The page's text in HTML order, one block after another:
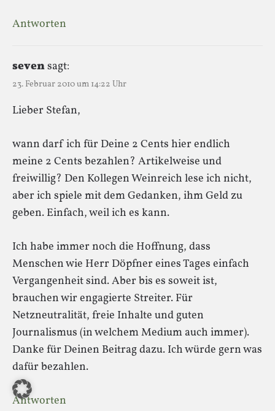
Antworten
sevensagt:
23. Februar 2010 um 14:22 Uhr
Lieber Stefan,
wann darf ich für Deine 2 Cents hier endlich
meine 2 Cents bezahlen? Artikelweise und
freiwillig? Den Kollegen Weinreich lese ich nicht,
aber ich spiele mit dem Gedanken, ihm Geld zu
geben. Einfach, weil ich es kann.
Ich habe immer noch die Hoffnung, dass
Menschen wie Herr Döpfner eines Tages einfach
Vergangenheit sind. Aber bis es soweit ist,
brauchen wir engagierte Streiter. Für
Netzneutralität, freie Inhalte und guten
Journalismus (in welchem Medium auch immer).
Danke für Deinen Beitrag dazu. Ich würde gern was
dafür bezahlen.
Antworten